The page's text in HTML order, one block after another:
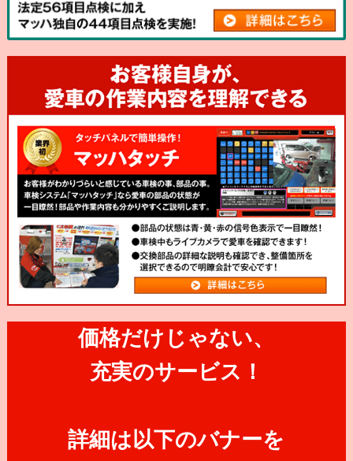
価格だけじゃない、
充実のサービス！
詳細は以下のバナーを